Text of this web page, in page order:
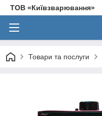
ТОВ «Київзварювання»
Товари та послуги